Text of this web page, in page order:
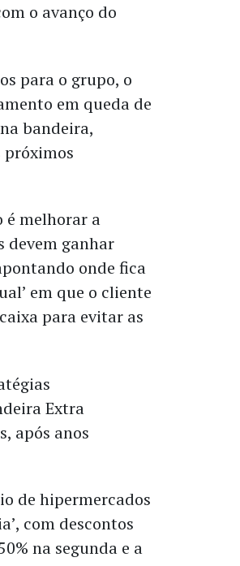
o avanço do
para o grupo, o
em queda de
bandeira,
próximos
é melhorar a
devem ganhar
onde fica
em que o cliente
para evitar as
Extra
após anos
de hipermercados
com descontos
na segunda e a